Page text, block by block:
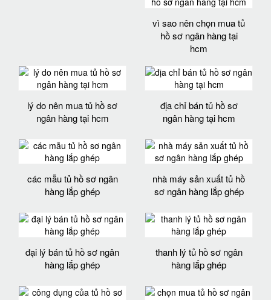
vì sao nên chọn mua tủ
hồ sơ ngân hàng tại
hcm
lý do nên mua tủ hồ sơ
ngân hàng tại hcm
địa chỉ bán tủ hồ sơ
ngân hàng tại hcm
các mẫu tủ hồ sơ ngân
hàng lắp ghép
nhà máy sản xuất tủ hồ
sơ ngân hàng lắp ghép
đại lý bán tủ hồ sơ ngân
hàng lắp ghép
thanh lý tủ hồ sơ ngân
hàng lắp ghép